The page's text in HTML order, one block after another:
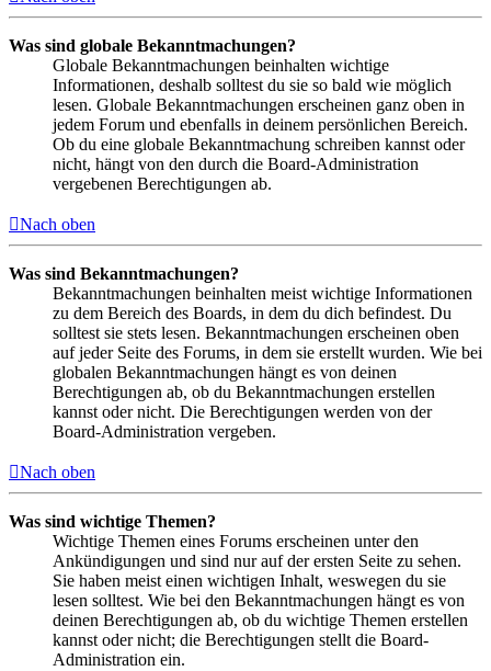
Was sind globale Bekanntmachungen?
Globale Bekanntmachungen beinhalten wichtige
Informationen, deshalb solltest du sie so bald wie möglich
lesen. Globale Bekanntmachungen erscheinen ganz oben in
jedem Forum und ebenfalls in deinem persönlichen Bereich.
Ob du eine globale Bekanntmachung schreiben kannst oder
nicht, hängt von den durch die Board-Administration
vergebenen Berechtigungen ab.
Nach oben
Was sind Bekanntmachungen?
Bekanntmachungen beinhalten meist wichtige Informationen
zu dem Bereich des Boards, in dem du dich befindest. Du
solltest sie stets lesen. Bekanntmachungen erscheinen oben
auf jeder Seite des Forums, in dem sie erstellt wurden. Wie bei
globalen Bekanntmachungen hängt es von deinen
Berechtigungen ab, ob du Bekanntmachungen erstellen
kannst oder nicht. Die Berechtigungen werden von der
Board-Administration vergeben.
Nach oben
Was sind wichtige Themen?
Wichtige Themen eines Forums erscheinen unter den
Ankündigungen und sind nur auf der ersten Seite zu sehen.
Sie haben meist einen wichtigen Inhalt, weswegen du sie
lesen solltest. Wie bei den Bekanntmachungen hängt es von
deinen Berechtigungen ab, ob du wichtige Themen erstellen
kannst oder nicht; die Berechtigungen stellt die Board-
Administration ein.